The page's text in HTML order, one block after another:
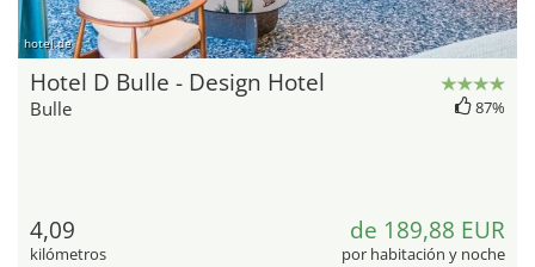
hotel.de
Hotel D Bulle - Design Hotel
Bulle 87%
4,09
kilómetros
de 189,88 EUR
por habitación y noche